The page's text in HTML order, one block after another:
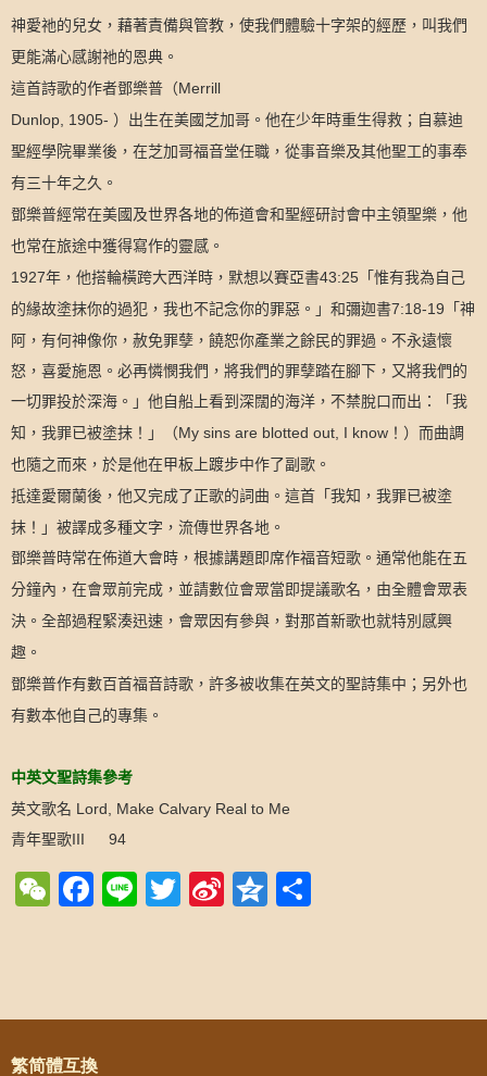
神愛祂的兒女，藉著責備與管教，使我們體驗十字架的經歷，叫我們
更能滿心感謝祂的恩典。
這首詩歌的作者鄧樂普（Merrill
Dunlop, 1905- ）出生在美國芝加哥。他在少年時重生得救；自慕迪
聖經學院畢業後，在芝加哥福音堂任職，從事音樂及其他聖工的事奉
有三十年之久。
鄧樂普經常在美國及世界各地的佈道會和聖經研討會中主領聖樂，他
也常在旅途中獲得寫作的靈感。
1927年，他搭輪橫跨大西洋時，默想以賽亞書43:25 「 惟有我為自己
的緣故塗抹你的過犯，我也不記念你的罪惡。 」和彌迦書7:18-19 「 神
阿，有何神像你，赦免罪孽，饒恕你產業之餘民的罪過。不永遠懷
怒，喜愛施恩。必再憐憫我們，將我們的罪孽踏在腳下，又將我們的
一切罪投於深海。 」他自船上看到深闊的海洋，不禁脫口而出：「 我
知，我罪已被塗抹！」（My sins are blotted out, I know ！）而曲調
也隨之而來，於是他在甲板上踱步中作了副歌。
抵達愛爾蘭後，他又完成了正歌的詞曲。這首「 我知，我罪已被塗
抹！」被譯成多種文字，流傳世界各地。
鄧樂普時常在佈道大會時，根據講題即席作福音短歌。通常他能在五
分鐘內，在會眾前完成，並請數位會眾當即提議歌名，由全體會眾表
決。全部過程緊湊迅速，會眾因有參與，對那首新歌也就特別感興
趣。
鄧樂普作有數百首福音詩歌，許多被收集在英文的聖詩集中；另外也
有數本他自己的專集。
中英文聖詩集參考
英文歌名 Lord, Make Calvary Real to Me
青年聖歌III 94
WeChat
Facebook
LineTwitter
SinaQzone
Post navigation
繁简體互換